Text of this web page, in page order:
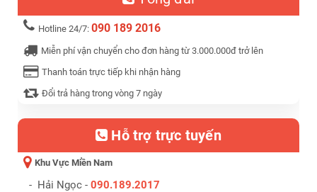
Hotline 24/7: 090 189 2016
Miễn phí vận chuyển cho đơn hàng từ 3.000.000đ trở lên
Thanh toán trực tiếp khi nhận hàng
Đổi trả hàng trong vòng 7 ngày
Hỗ trợ trực tuyến
Khu Vực Miền Nam
- Hải Ngọc - 090.189.2017